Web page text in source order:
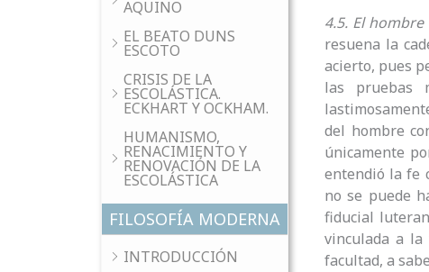
AQUINO
EL BEATO DUNS
ESCOTO
CRISIS DE LA
ESCOLÁSTICA.
ECKHART Y OCKHAM.
HUMANISMO,
RENACIMIENTO Y
RENOVACIÓN DE LA
ESCOLÁSTICA
FILOSOFÍA MODERNA
INTRODUCCIÓN
4.5. El
resuena la
acierto, pues
las pruebas
del hombre
únicamente
entendió la fe
no se puede
fiducial
vinculada a
facultad, a